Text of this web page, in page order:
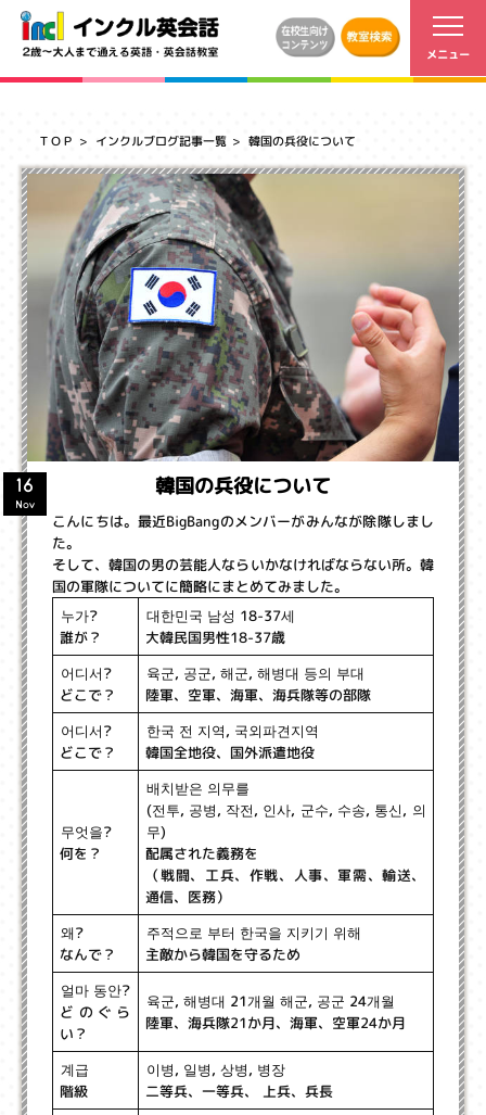
ＴＯＰ インクルブログ記事一覧 韓国の兵役について
韓国の兵役について
16
Nov
こんにちは。最近BigBangのメンバーがみんなが除隊しまし
た。
そして、韓国の男の芸能人ならいかなければならない所。韓
国の軍隊についてに簡略にまとめてみました。
누가?
誰が？
대한민국 남성 18-37세
大韓民国男性18-37歳
어디서?
どこで？
육군, 공군, 해군, 해병대 등의 부대
陸軍、空軍、海軍、海兵隊等の部隊
어디서?
どこで？
한국 전 지역, 국외파견지역
韓国全地役、国外派遣地役
무엇을?
何を？
배치받은 의무를
(전투, 공병, 작전, 인사, 군수, 수송, 통신, 의
무)
配属された義務を
（戦闘、工兵、作戦、人事、軍需、輸送、
通信、医務）
왜?
なんで？
주적으로 부터 한국을 지키기 위해
主敵から韓国を守るため
얼마 동안?
どのぐら
い？
육군, 해병대 21개월 해군, 공군 24개월
陸軍、海兵隊21か月、海軍、空軍24か月
계급
階級
이병, 일병, 상병, 병장
二等兵、一等兵、 上兵、兵長